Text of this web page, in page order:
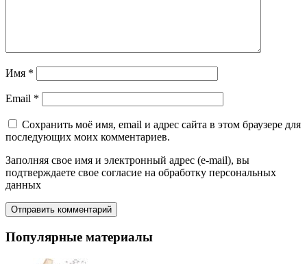
Имя *
Email *
Сохранить моё имя, email и адрес сайта в этом браузере для
последующих моих комментариев.
Заполняя свое имя и электронный адрес (e-mail), вы
подтверждаете свое согласие на обработку персональных
данных
Популярные материалы